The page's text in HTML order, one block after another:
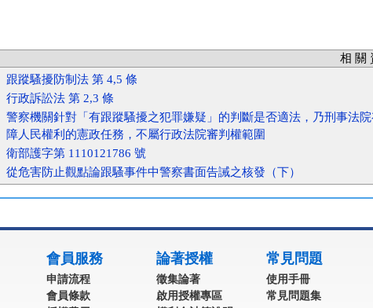
相 關
跟蹤騷擾防制法 第 4,5 條
行政訴訟法 第 2,3 條
警察機關針對「有跟蹤騷擾之犯罪嫌疑」的判斷是否適法，乃刑事法
障人民權利的憲政任務，不屬行政法院審判權範圍
衛部護字第 1110121786 號
從危害防止觀點論跟騷事件中警察書面告誡之核發（下）
會員服務
申請流程
會員條款
論著授權
徵集論著
啟用授權專區
常見問題
使用手冊
常見問題集